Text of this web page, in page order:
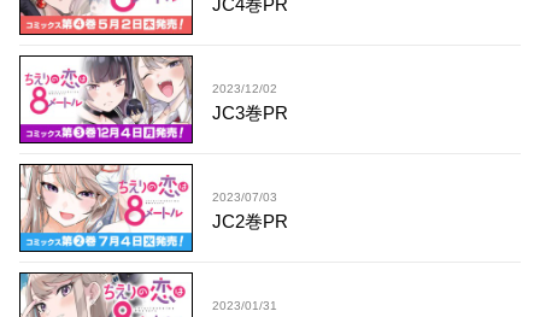
2023/12/02
JC3巻PR
2023/07/03
JC2巻PR
2023/01/31